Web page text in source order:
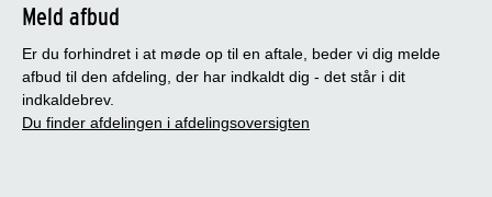
Meld afbud
Er du forhindret i at møde op til en aftale, beder vi dig melde
afbud til den afdeling, der har indkaldt dig - det står i dit
indkaldebrev.
Du finder afdelingen i afdelingsoversigten